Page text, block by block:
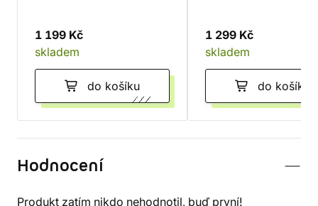
1 199 Kč
skladem
do košíku
1 299 Kč
skladem
do košíku
Hodnocení
Produkt zatím nikdo nehodnotil, buď první!